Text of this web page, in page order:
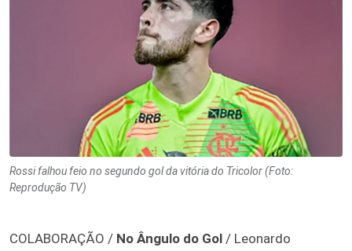
Rossi falhou feio no segundo gol da vitória do Tricolor (Foto:
Reprodução TV)
COLABORAÇÃO / No Ângulo do Gol / Leonardo